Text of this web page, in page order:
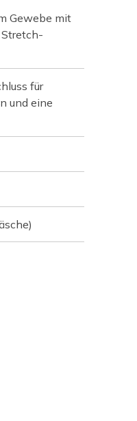
Gewebe mit
für
und eine